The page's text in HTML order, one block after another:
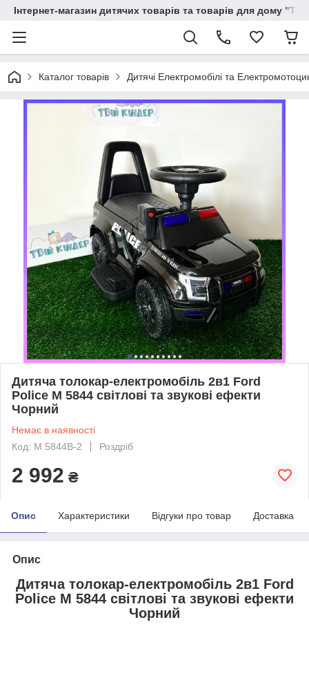
Інтернет-магазин дитячих товарів та товарів для дому
Каталог товарів Дитячі Електромобілі та
Дитяча толокар-електромобіль 2в1 Ford
Police M 5844 світлові та звукові ефекти
Чорний
Немає в наявності
Код: M 5844B-2
Роздріб
2 992 ₴
Опис Характеристики Відгуки про товар Доставка
Опис
Дитяча толокар-електромобіль 2в1 Ford
Police M 5844 світлові та звукові ефекти
Чорний